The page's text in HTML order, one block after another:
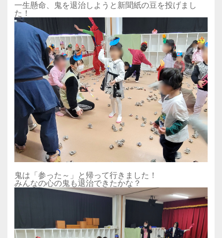
一生懸命、鬼を退治しようと新聞紙の豆を投げまし
た！
鬼は「参った～」と帰って行きました！
みんなの心の鬼も退治できたかな？